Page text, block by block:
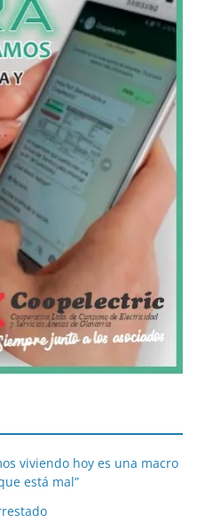
viviendo hoy es una macro
está mal”